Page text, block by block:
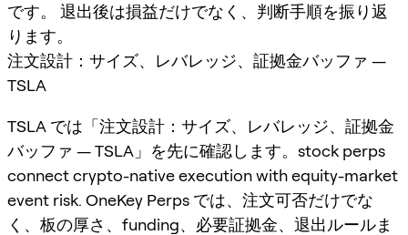
です。 退出後は損益だけでなく、判断手順を振り返
ります。
注文設計：サイズ、レバレッジ、証拠金バッファ —
TSLA
TSLA では「注文設計：サイズ、レバレッジ、証拠金
バッファ — TSLA」を先に確認します。stock perps
connect crypto-native execution with equity-market
event risk. OneKey Perps では、注文可否だけでな
く、板の厚さ、funding、必要証拠金、退出ルールま